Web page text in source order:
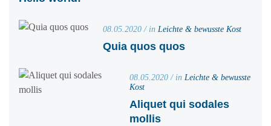
08.05.2020 / in Leichte & bewusste Kost
Quia quos quos
08.05.2020 / in Leichte & bewusste
Kost
Aliquet qui sodales
mollis